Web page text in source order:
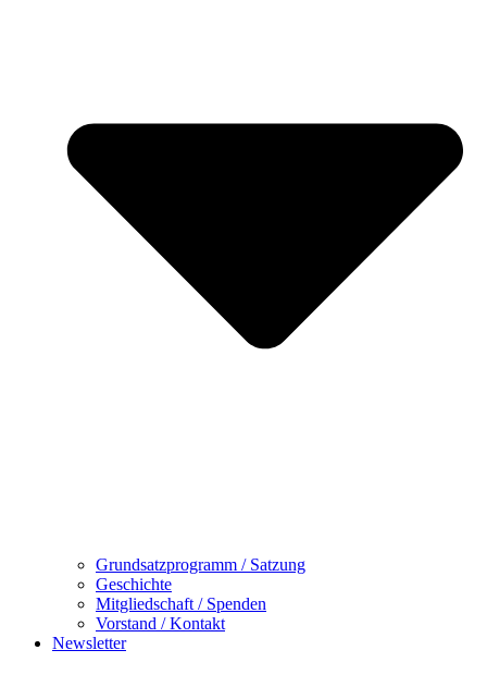
Grundsatzprogramm / Satzung
Geschichte
Mitgliedschaft / Spenden
Vorstand / Kontakt
Newsletter